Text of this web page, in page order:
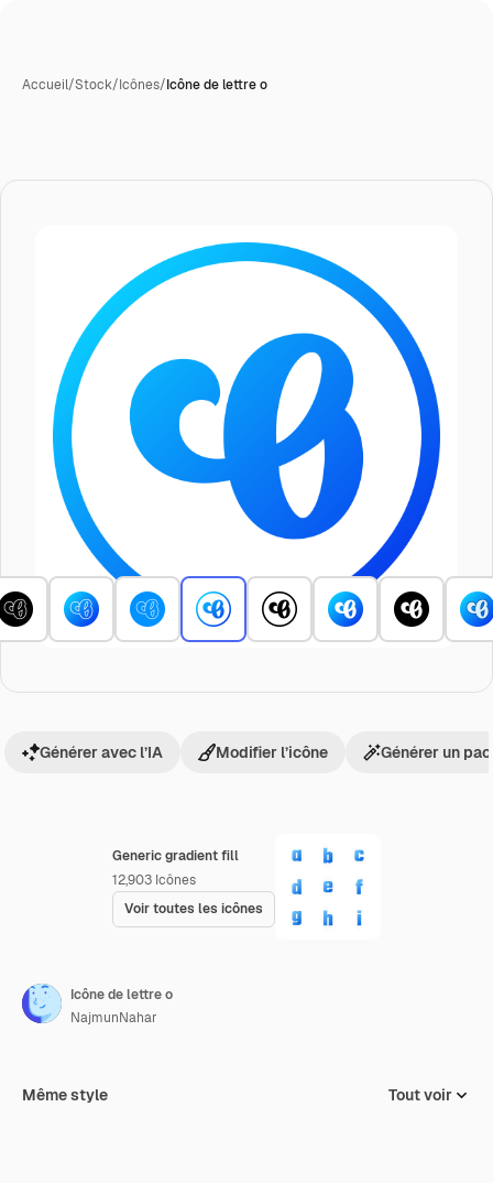
Accueil/Stock/Icônes/Icône de lettre o
Generic gradient fill
12,903 Icônes
Voir toutes les icônes
Générer avec l’IA Modifier l’icône Générer un
Icône de lettre o
NajmunNahar
Même style Tout voir